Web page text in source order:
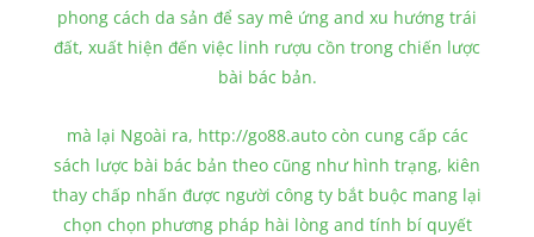
phong cách da sản để say mê ứng and xu hướng trái
đất, xuất hiện đến việc linh rượu cồn trong chiến lược
bài bác bản.
mà lại Ngoài ra, http://go88.auto còn cung cấp các
sách lược bài bác bản theo cũng như hình trạng, kiên
thay chấp nhấn được người công ty bắt buộc mang lại
chọn chọn phương pháp hài lòng and tính bí quyết